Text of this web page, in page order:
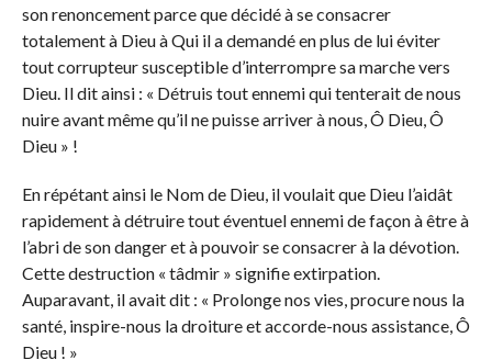
son renoncement parce que décidé à se consacrer
totalement à Dieu à Qui il a demandé en plus de lui éviter
tout corrupteur susceptible d’interrompre sa marche vers
Dieu. Il dit ainsi : « Détruis tout ennemi qui tenterait de nous
nuire avant même qu’il ne puisse arriver à nous, Ô Dieu, Ô
Dieu » !
En répétant ainsi le Nom de Dieu, il voulait que Dieu l’aidât
rapidement à détruire tout éventuel ennemi de façon à être à
l’abri de son danger et à pouvoir se consacrer à la dévotion.
Cette destruction « tâdmir » signifie extirpation.
Auparavant, il avait dit : « Prolonge nos vies, procure nous la
santé, inspire-nous la droiture et accorde-nous assistance, Ô
Dieu ! »